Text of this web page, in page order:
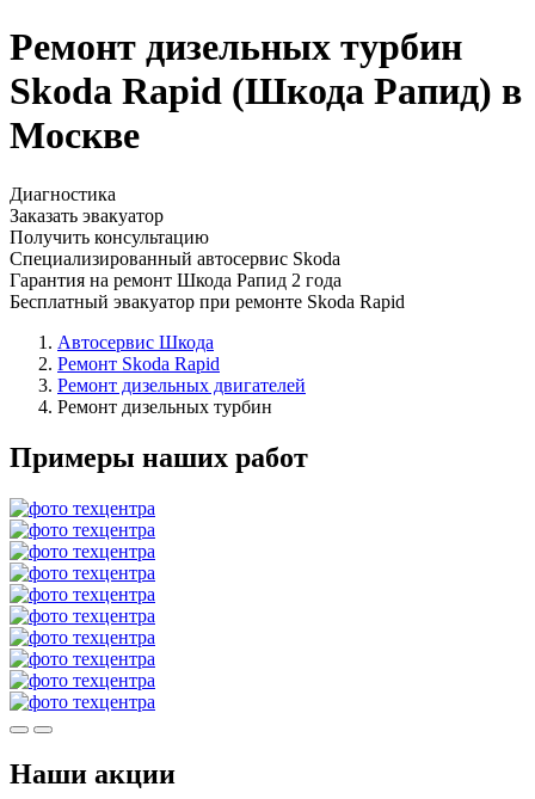
Ремонт дизельных турбин
Skoda Rapid (Шкода Рапид) в
Москве
Диагностика
Заказать эвакуатор
Получить консультацию
Специализированный автосервис Skoda
Гарантия на ремонт Шкода Рапид 2 года
Бесплатный эвакуатор при ремонте Skoda Rapid
Автосервис Шкода
Ремонт Skoda Rapid
Ремонт дизельных двигателей
Ремонт дизельных турбин
Примеры наших работ
Наши акции